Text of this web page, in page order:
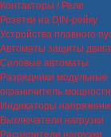
Контакторы / Реле
Розетки на DIN-рейку
Устройства плавного
Автоматы защиты
Силовые автоматы
Разрядники модульные
ограничитель мощности
Индикаторы
Выключатели нагрузки